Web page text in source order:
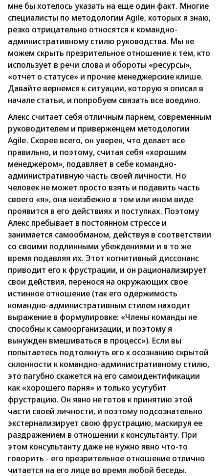
мне бы хотелось указать на еще один факт. Многие
специалисты по методологии Agile, которых я знаю,
резко отрицательно относятся к командно-
административному стилю руководства. Мы не
можем скрыть презрительное отношение к тем, кто
использует в речи слова и обороты «ресурсы»,
«отчёт о статусе» и прочие менеджерские клише.
Давайте вернемся к ситуации, которую я описал в
начале статьи, и попробуем связать все воедино.
Алекс считает себя отличным парнем, современным
руководителем и приверженцем методологии
Agile. Скорее всего, он уверен, что делает все
правильно, и поэтому, считая себя «хорошим
менеджером», подавляет в себе командно-
административную часть своей личности. Но
человек не может просто взять и подавить часть
своего «я», она неизбежно в том или ином виде
проявится в его действиях и поступках. Поэтому
Алекс пребывает в постоянном стрессе и
занимается самообманом, действуя в соответствии
со своими подлинными убеждениями и в то же
время подавляя их. Этот когнитивный диссонанс
приводит его к фрустрации, и он рационализирует
свои действия, перенося на окружающих свое
истинное отношение (так его одержимость
командно-административным стилем находит
выражение в формулировке: «Члены команды не
способны к самоорганизации, и поэтому я
вынужден вмешиваться в процесс»). Если вы
попытаетесь подтолкнуть его к осознанию скрытой
склонности к командно-административному стилю,
это пагубно скажется на его самоидентификации
как «хорошего парня» и только усугубит
фрустрацию. Он явно не готов к принятию этой
части своей личности, и поэтому подсознательно
экстернализирует свою фрустрацию, маскируя ее
раздражением в отношении к консультанту. При
этом консультанту даже не нужно явно что-то
говорить - его презрительное отношение отлично
читается на его лице во время любой беседы.